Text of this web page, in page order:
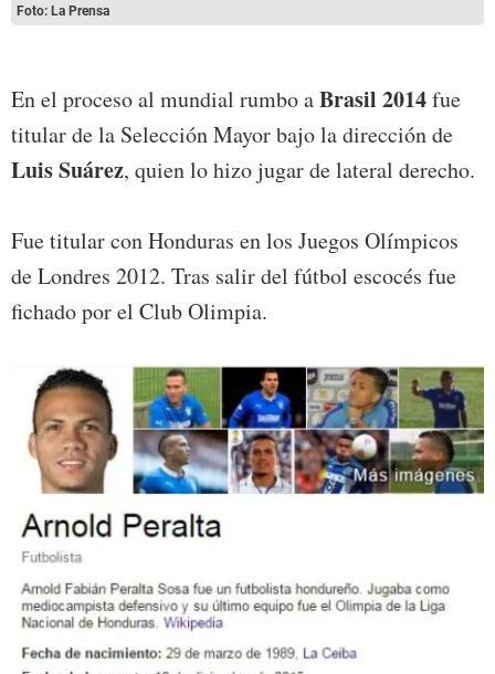
Foto: La Prensa
En el proceso al mundial rumbo aBrasil 2014fue
titular de la Selección Mayor bajo la dirección de
Luis Suárez, quien lo hizo jugar de lateral derecho.
Fue titular con Honduras en los Juegos Olímpicos
de Londres 2012. Tras salir del fútbol escocés fue
fichado por el Club Olimpia.